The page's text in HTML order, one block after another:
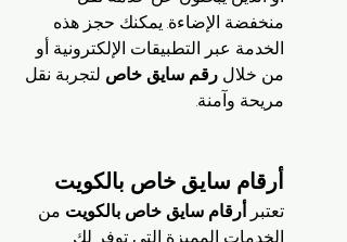
منخفضة الإضاءة. يمكنك حجز هذه
الخدمة عبر التطبيقات الإلكترونية أو
من خلال رقم سايق خاص لتجربة نقل
مريحة وآمنة.
أرقام سايق خاص بالكويت
تعتبر أرقام سايق خاص بالكويت من